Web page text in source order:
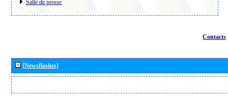
Salle de presse
Contacts
[Newsflashes]